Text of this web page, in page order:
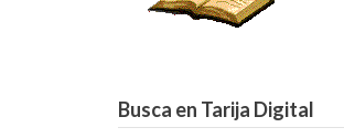
Busca en Tarija Digital